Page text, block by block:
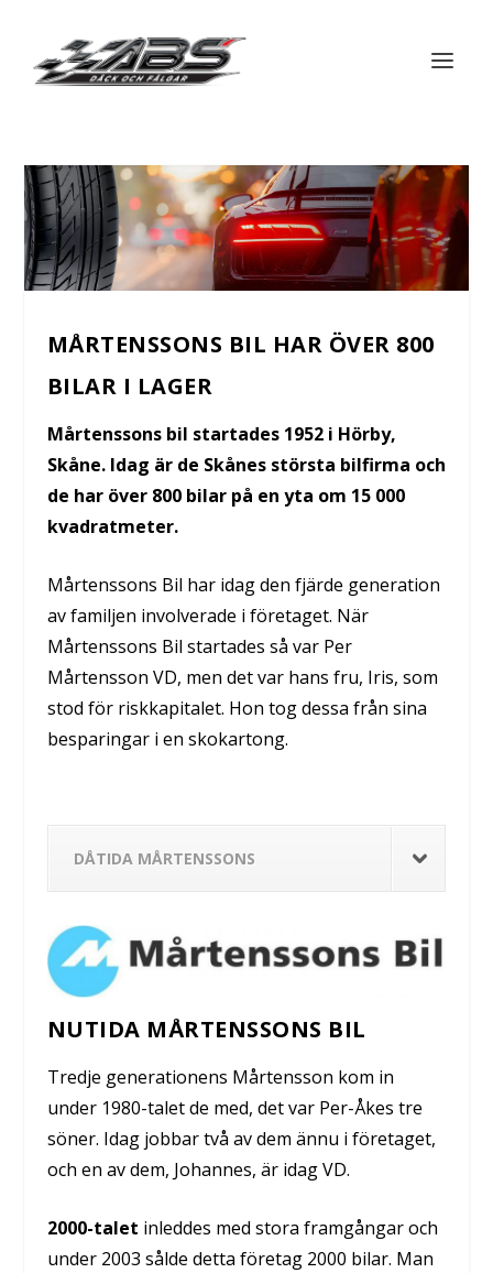
MÅRTENSSONS BIL HAR ÖVER 800
BILAR I LAGER
Mårtenssons bil startades 1952 i Hörby,
Skåne. Idag är de Skånes största bilfirma och
de har över 800 bilar på en yta om 15 000
kvadratmeter.
Mårtenssons Bil har idag den fjärde generation
av familjen involverade i företaget. När
Mårtenssons Bil startades så var Per
Mårtensson VD, men det var hans fru, Iris, som
stod för riskkapitalet. Hon tog dessa från sina
besparingar i en skokartong.
DÅTIDA MÅRTENSSONS
NUTIDA MÅRTENSSONS BIL
Tredje generationens Mårtensson kom in
under 1980-talet de med, det var Per-Åkes tre
söner. Idag jobbar två av dem ännu i företaget,
och en av dem, Johannes, är idag VD.
2000-talet inleddes med stora framgångar och
under 2003 sålde detta företag 2000 bilar. Man